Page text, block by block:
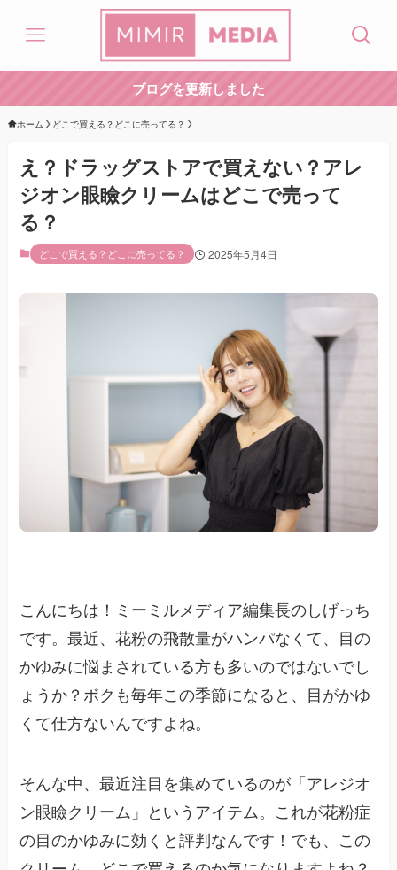
ブログを更新しました
ホーム どこで買える？どこに売ってる？
え？ドラッグストアで買えない？アレ
ジオン眼瞼クリームはどこで売って
る？
どこで買える？どこに売ってる？ 2025年5月4日
こんにちは！ミーミルメディア編集長のしげっち
です。最近、花粉の飛散量がハンパなくて、目の
かゆみに悩まされている方も多いのではないでし
ょうか？ボクも毎年この季節になると、目がかゆ
くて仕方ないんですよね。
そんな中、最近注目を集めているのが「アレジオ
ン眼瞼クリーム」というアイテム。これが花粉症
の目のかゆみに効くと評判なんです！でも、この